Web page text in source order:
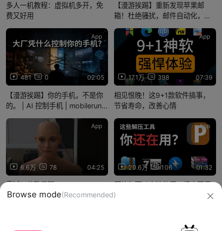
多人一机教程：虚拟机多开，免
费又好用
【漫游挨踢】重新发现苹果邮
箱！杜绝骚扰，邮件自动化，同
481 0 02:05
App
【漫游挨踢】你的手机，不是你
的。 | AI 控制手机 | mobilerun |
17.1万 398 07:39
App
相见恨晚！这9+1款软件搞事，
节省寿命，改善心情
6.6万 78 04:25
App
震撼！谷歌最强AI，Google
Duplex竟能通过图灵测试！？
20.6万 106 01:32
App
压缩包可以直接使用，根本不用
解压？
Browse mode(Recommended)